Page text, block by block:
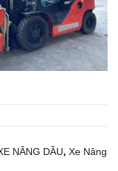
5M-
12
5RL
-14
NÂNG DẦU, Xe Nâng